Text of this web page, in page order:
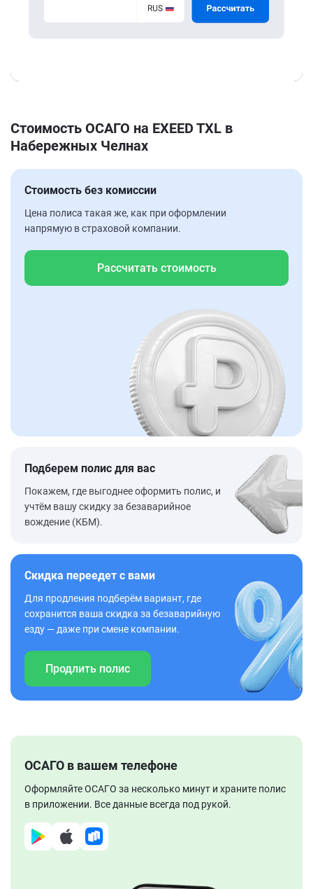
Стоимость ОСАГО на EXEED TXL в
Набережных Челнах
Стоимость без комиссии
Цена полиса такая же, как при оформлении
напрямую в страховой компании.
Рассчитать стоимость
Подберем полис для вас
Покажем, где выгоднее оформить полис, и
учтём вашу скидку за безаварийное
вождение (КБМ).
Скидка переедет с вами
Для продления подберём вариант, где
сохранится ваша скидка за безаварийную
езду — даже при смене компании.
Продлить полис
ОСАГО в вашем телефоне
Оформляйте ОСАГО за несколько минут и храните полис
в приложении. Все данные всегда под рукой.